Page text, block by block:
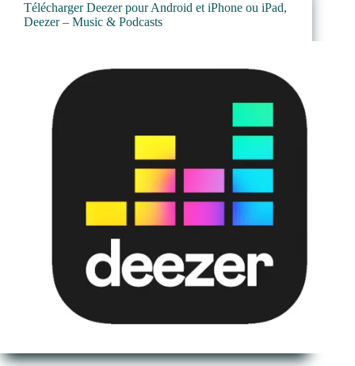
Télécharger Deezer pour Android et iPhone ou iPad,
Deezer – Music & Podcasts